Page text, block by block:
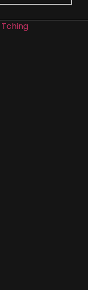
Tching